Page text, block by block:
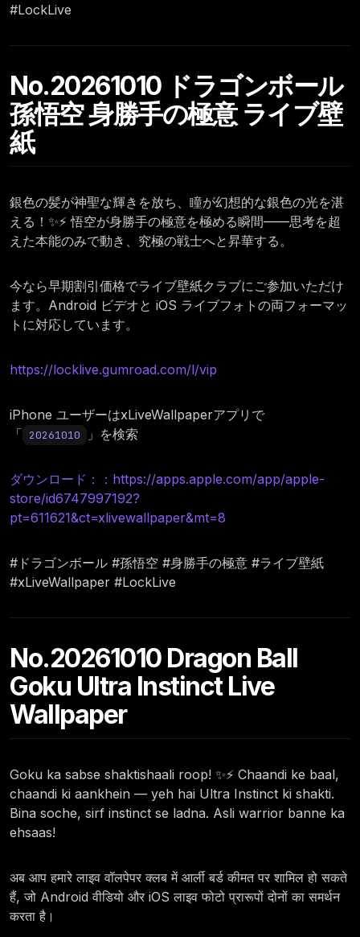
#LockLive
No.20261010 ドラゴンボール
孫悟空 身勝手の極意 ライブ壁
紙
銀色の髪が神聖な輝きを放ち、瞳が幻想的な銀色の光を湛
える！✨⚡ 悟空が身勝手の極意を極める瞬間——思考を超
えた本能のみで動き、究極の戦士へと昇華する。
今なら早期割引価格でライブ壁紙クラブにご参加いただけ
ます。Android ビデオと iOS ライブフォトの両フォーマッ
トに対応しています。
https://locklive.gumroad.com/l/vip
iPhone ユーザーはxLiveWallpaperアプリで
「 20261010 」を検索
ダウンロード：：https://apps.apple.com/app/apple-
store/id6747997192?
pt=611621&ct=xlivewallpaper&mt=8
#ドラゴンボール #孫悟空 #身勝手の極意 #ライブ壁紙
#xLiveWallpaper #LockLive
No.20261010 Dragon Ball
Goku Ultra Instinct Live
Wallpaper
Goku ka sabse shaktishaali roop! ✨⚡ Chaandi ke baal,
chaandi ki aankhein — yeh hai Ultra Instinct ki shakti.
Bina soche, sirf instinct se ladna. Asli warrior banne ka
ehsaas!
अब आप हमारे लाइव वॉलपेपर क्लब में आर्ली बर्ड कीमत पर शामिल हो सकते
हैं, जो Android वीडियो और iOS लाइव फोटो प्रारूपों दोनों का समर्थन
करता है।